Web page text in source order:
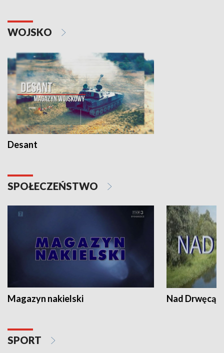
WOJSKO
Desant
SPOŁECZEŃSTWO
Magazyn nakielski Nad Drwęcą
SPORT